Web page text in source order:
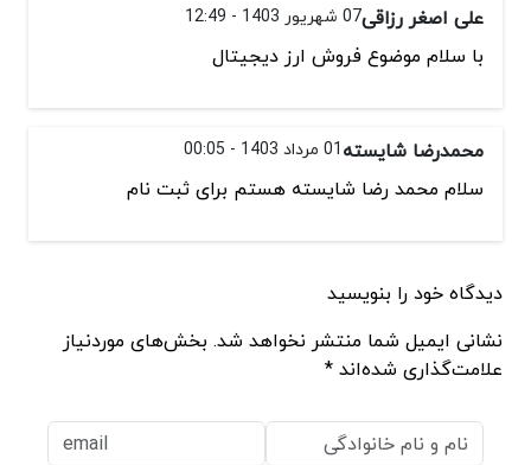
علی اصغر رزاقی07 شهریور 1403 - 12:49
با سلام موضوع فروش ارز دیجیتال
محمدرضا شایسته01 مرداد 1403 - 00:05
سلام محمد رضا شایسته هستم برای ثبت نام
دیدگاه خود را بنویسید
نشانی ایمیل شما منتشر نخواهد شد. بخش‌های موردنیاز
علامت‌گذاری شده‌اند *